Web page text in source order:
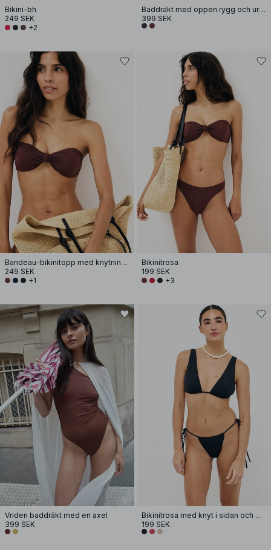
Bikini-bh
249 SEK
+2
Baddräkt med öppen rygg och urringning
399 SEK
Bandeau-bikinitopp med knytning fram
249 SEK
+1
Bikinitrosa
199 SEK
+3
Vriden baddräkt med en axel
399 SEK
Bikinitrosa med knyt i sidan och dragsko
199 SEK